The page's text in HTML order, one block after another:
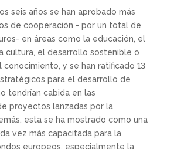
seis años se han aprobado más
de cooperación ­- por un total de
en áreas como la educación, el
cultura, el desarrollo sostenible o
conocimiento, y se han ratificado 13
para el desarrollo de
tendrían cabida en las
proyectos lanzadas por la
esta se ha mostrado como una
vez más capacitada para la
europeos, especialmente la